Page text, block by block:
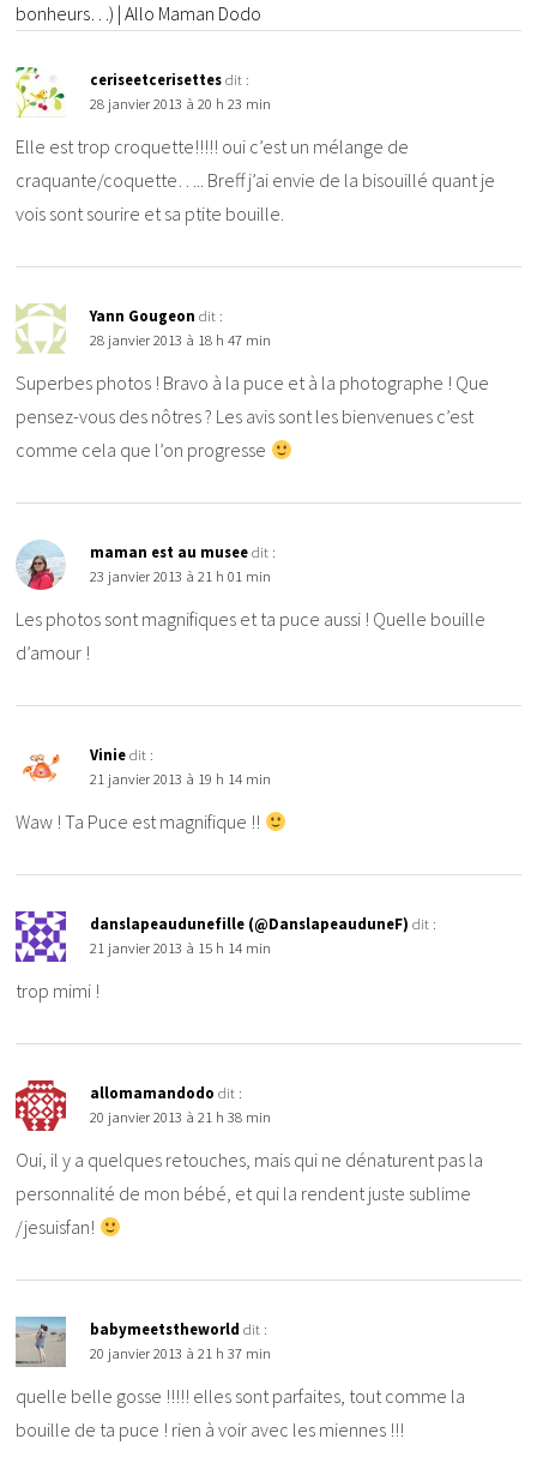
bonheurs…) | Allo Maman Dodo
ceriseetcerisettes dit :
28 janvier 2013 à 20 h 23 min
Elle est trop croquette!!!!! oui c’est un mélange de
craquante/coquette….. Breff j’ai envie de la bisouillé quant je
vois sont sourire et sa ptite bouille.
Yann Gougeon dit :
28 janvier 2013 à 18 h 47 min
Superbes photos ! Bravo à la puce et à la photographe ! Que
pensez-vous des nôtres ? Les avis sont les bienvenues c’est
comme cela que l’on progresse
maman est au musee dit :
23 janvier 2013 à 21 h 01 min
Les photos sont magnifiques et ta puce aussi ! Quelle bouille
d’amour !
Vinie dit :
21 janvier 2013 à 19 h 14 min
Waw ! Ta Puce est magnifique !!
danslapeaudunefille (@DanslapeauduneF) dit :
21 janvier 2013 à 15 h 14 min
trop mimi !
allomamandodo dit :
20 janvier 2013 à 21 h 38 min
Oui, il y a quelques retouches, mais qui ne dénaturent pas la
personnalité de mon bébé, et qui la rendent juste sublime
/jesuisfan!
babymeetstheworld dit :
20 janvier 2013 à 21 h 37 min
quelle belle gosse !!!!! elles sont parfaites, tout comme la
bouille de ta puce ! rien à voir avec les miennes !!!